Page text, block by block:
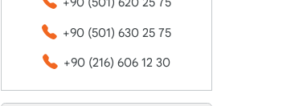
+90 (501) 630 25 75
+90 (216) 606 12 30